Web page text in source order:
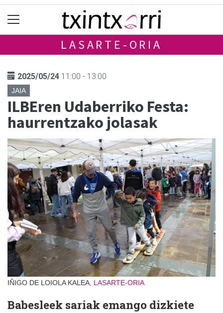
LASARTE-ORIA
2025/05/24 11:00 - 13:00
JAIA
ILBEren Udaberriko Festa:
haurrentzako jolasak
IÑIGO DE LOIOLA KALEA, LASARTE-ORIA
Babesleek sariak emango dizkiete